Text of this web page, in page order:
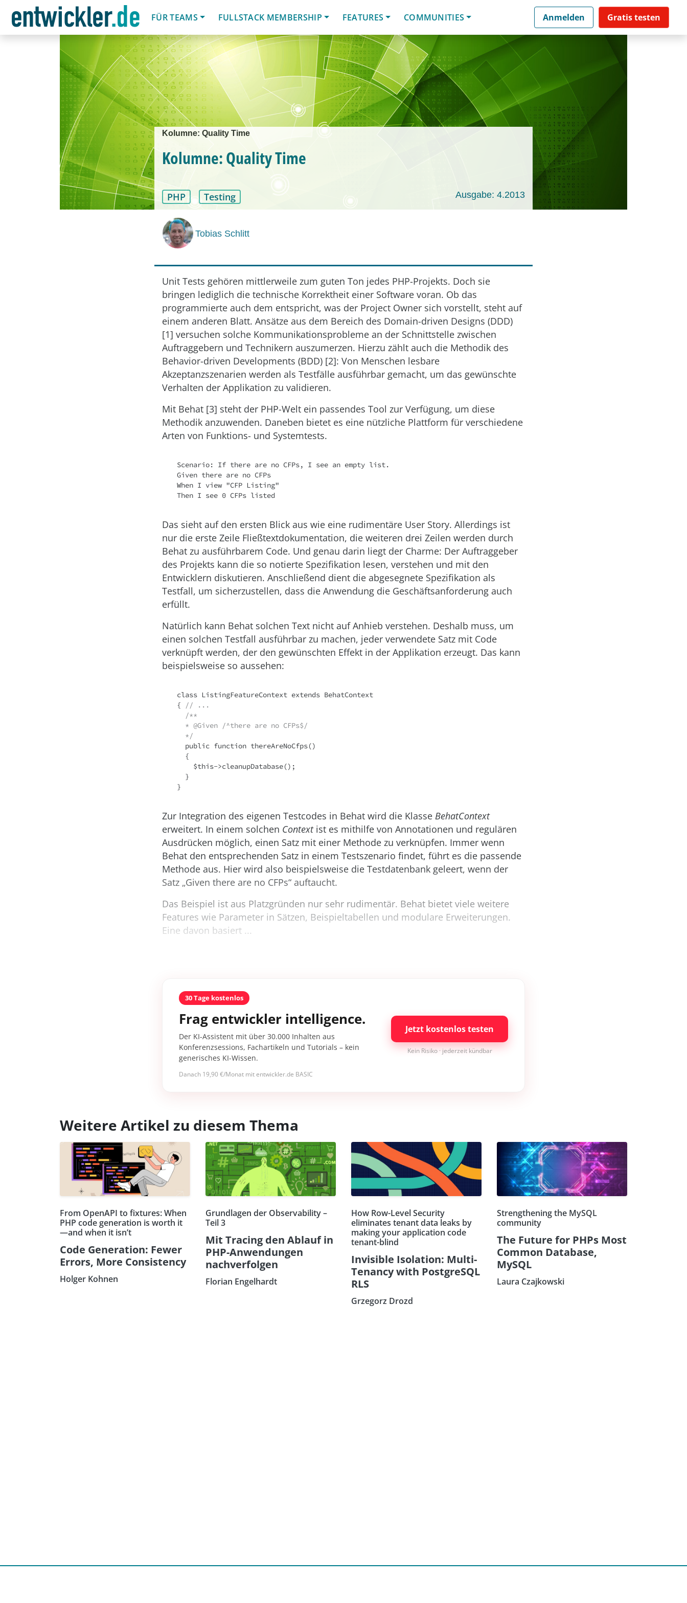
FÜR TEAMS
FULLSTACK MEMBERSHIP FEATURES COMMUNITIES Anmelden Gratis testen
Kolumne: Quality Time
Kolumne: Quality Time
PHP Testing Ausgabe: 4.2013
Tobias Schlitt
Unit Tests gehören mittlerweile zum guten Ton jedes PHP-Projekts. Doch sie
bringen lediglich die technische Korrektheit einer Software voran. Ob das
programmierte auch dem entspricht, was der Project Owner sich vorstellt, steht auf
einem anderen Blatt. Ansätze aus dem Bereich des Domain-driven Designs (DDD)
[1] versuchen solche Kommunikationsprobleme an der Schnittstelle zwischen
Auftraggebern und Technikern auszumerzen. Hierzu zählt auch die Methodik des
Behavior-driven Developments (BDD) [2]: Von Menschen lesbare
Akzeptanzszenarien werden als Testfälle ausführbar gemacht, um das gewünschte
Verhalten der Applikation zu validieren.
Mit Behat [3] steht der PHP-Welt ein passendes Tool zur Verfügung, um diese
Methodik anzuwenden. Daneben bietet es eine nützliche Plattform für verschiedene
Arten von Funktions- und Systemtests.
Scenario: If there are no CFPs, I see an empty list.
Given there are no CFPs
When I view "CFP Listing"
Then I see 0 CFPs listed
Das sieht auf den ersten Blick aus wie eine rudimentäre User Story. Allerdings ist
nur die erste Zeile Fließtextdokumentation, die weiteren drei Zeilen werden durch
Behat zu ausführbarem Code. Und genau darin liegt der Charme: Der Auftraggeber
des Projekts kann die so notierte Spezifikation lesen, verstehen und mit den
Entwicklern diskutieren. Anschließend dient die abgesegnete Spezifikation als
Testfall, um sicherzustellen, dass die Anwendung die Geschäftsanforderung auch
erfüllt.
Natürlich kann Behat solchen Text nicht auf Anhieb verstehen. Deshalb muss, um
einen solchen Testfall ausführbar zu machen, jeder verwendete Satz mit Code
verknüpft werden, der den gewünschten Effekt in der Applikation erzeugt. Das kann
beispielsweise so aussehen:
class ListingFeatureContext extends BehatContext
{
// ...
  /**
  * @Given /^there are no CFPs$/
  */
}
Zur Integration des eigenen Testcodes in Behat wird die Klasse BehatContext
erweitert. In einem solchen Contextist es mithilfe von Annotationen und regulären
Ausdrücken möglich, einen Satz mit einer Methode zu verknüpfen. Immer wenn
Behat den entsprechenden Satz in einem Testszenario findet, führt es die passende
Methode aus. Hier wird also beispielsweise die Testdatenbank geleert, wenn der
Satz „Given there are no CFPs“ auftaucht.
Das Beispiel ist aus Platzgründen nur sehr rudimentär. Behat bietet viele weitere
Features wie Parameter in Sätzen, Beispieltabellen und modulare Erweiterungen.
Eine davon basiert ...
30 Tage kostenlos
Frag entwickler intelligence.
Der KI-Assistent mit über 30.000 Inhalten aus
Konferenzsessions, Fachartikeln und Tutorials – kein
generisches KI-Wissen.
Danach 19,90 €/Monat mit entwickler.de BASIC
Jetzt kostenlos testen
Kein Risiko · jederzeit kündbar
Weitere Artikel zu diesem Thema
From OpenAPI to fixtures: When
PHP code generation is worth it
—and when it isn’t
Code Generation: Fewer
Errors, More Consistency
Holger Kohnen
Grundlagen der Observability –
Teil 3
Mit Tracing den Ablauf in
PHP-Anwendungen
nachverfolgen
Florian Engelhardt
How Row-Level Security
eliminates tenant data leaks by
making your application code
tenant-blind
Invisible Isolation: Multi-
Tenancy with PostgreSQL
RLS
Grzegorz Drozd
Strengthening the MySQL
community
The Future for PHPs Most
Common Database,
MySQL
Laura Czajkowski